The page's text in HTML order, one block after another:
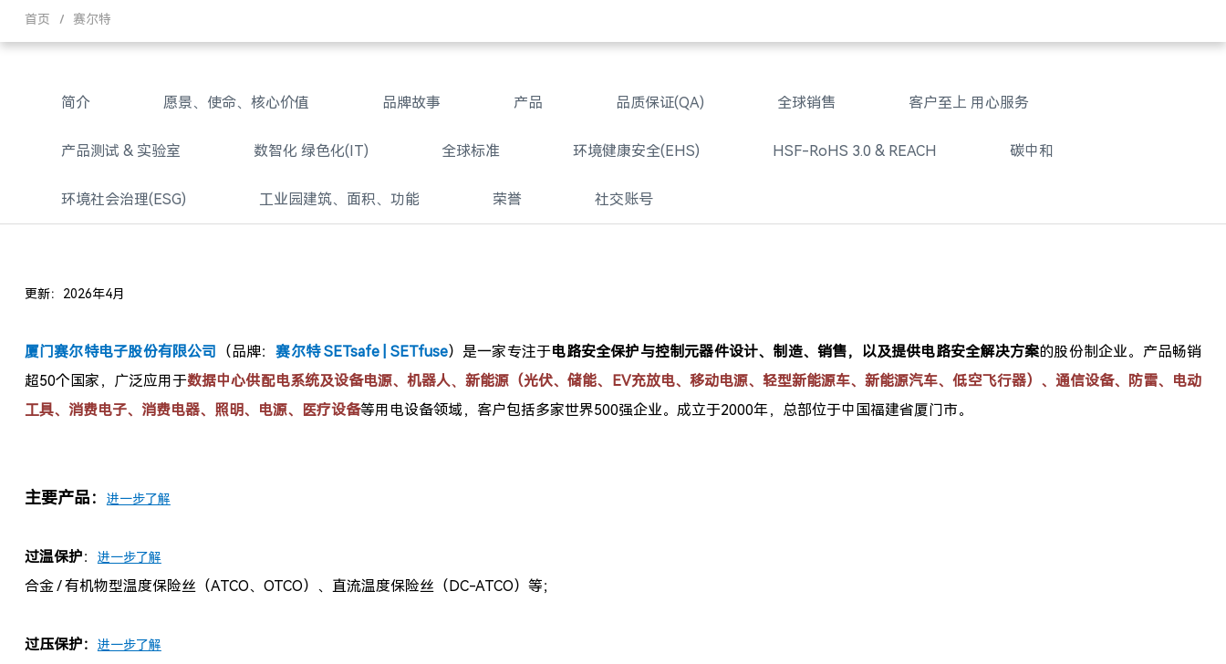
首页 赛尔特
简介 愿景、使命、核心价值 品牌故事 产品 品质保证(QA) 全球销售 客户至上 用心服务
产品测试 & 实验室 数智化 绿色化(IT) 全球标准 环境健康安全(EHS) HSF-RoHS 3.0 & REACH 碳中和
环境社会治理(ESG) 工业园建筑、面积、功能 荣誉 社交账号
更新：2026年4月
厦门赛尔特电子股份有限公司 （品牌：赛尔特 SETsafe | SETfuse）是一家专注于电路安全保护与控制元器件设计、制造、销售，以及提供电路安全解决方案的股份制企业。产品畅销
超50个国家，广泛应用于数据中心供配电系统及设备电源、 机器人、新能源（光伏、储能、EV充放电、移动电源、轻型新能源车、新能源汽车、低空飞行器）、通信设备、防雷、电动
工具、消费电子、消费电器、照明、
电源、 医疗设备等用电设备领域，客户包括多家世界500强企业。 成立于2000年，总部位于中国福建省厦门市。
主要产品： 进一步了解
过温保护： 进一步了解
合金 / 有机物型温度保险丝（ATCO、OTCO）、直流温度保险丝（DC-ATCO）等；
过压保护： 进一步了解